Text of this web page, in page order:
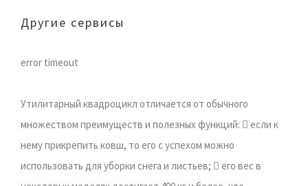
Другие сервисы
error timeout
Утилитарный квадроцикл отличается от обычного
множеством преимуществ и полезных функций:  если к
нему прикрепить ковш, то его с успехом можно
использовать для уборки снега и листьев;  его вес в